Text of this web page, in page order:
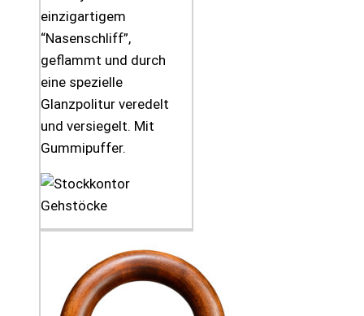
einzigartigem
“Nasenschliff”,
geflammt und durch
eine spezielle
Glanzpolitur veredelt
und versiegelt. Mit
Gummipuffer.